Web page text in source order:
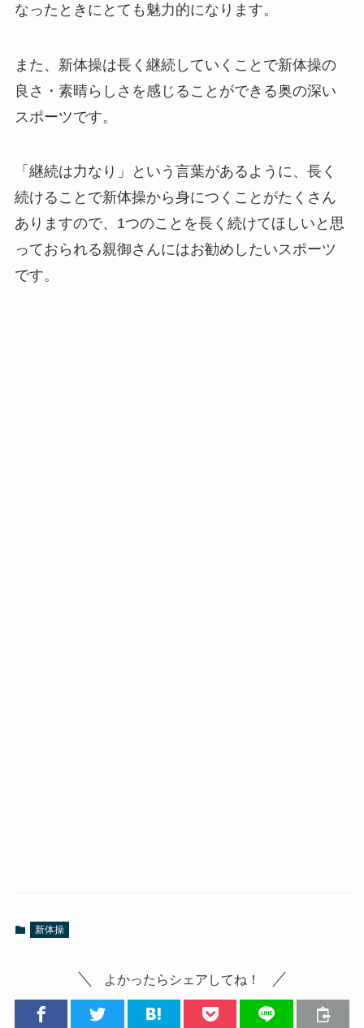
なったときにとても魅力的になります。
また、新体操は長く継続していくことで新体操の
良さ・素晴らしさを感じることができる奥の深い
スポーツです。
「継続は力なり」という言葉があるように、長く
続けることで新体操から身につくことがたくさん
ありますので、1つのことを長く続けてほしいと思
っておられる親御さんにはお勧めしたいスポーツ
です。
新体操
よかったらシェアしてね！